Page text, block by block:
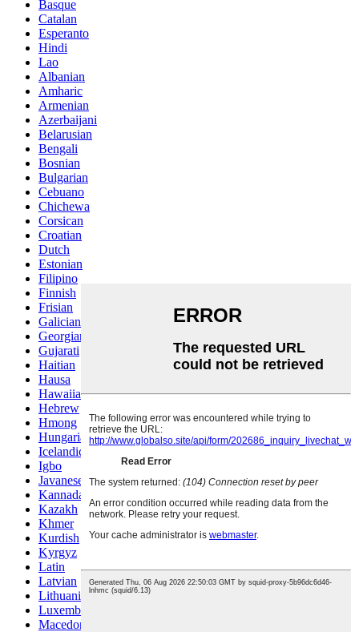
Basque
Catalan
Esperanto
Hindi
Lao
Albanian
Amharic
Armenian
Azerbaijani
Belarusian
Bengali
Bosnian
Bulgarian
Cebuano
Chichewa
Corsican
Croatian
Dutch
Estonian
Filipino
Finnish
Frisian
Galician
Georgian
Gujarati
Haitian
Hausa
Hawaiian
Hebrew
Hmong
Hungarian
Icelandic
Igbo
Javanese
Kannada
Kazakh
Khmer
Kurdish
Kyrgyz
Latin
Latvian
Lithuanian
Luxembou..
Macedonian